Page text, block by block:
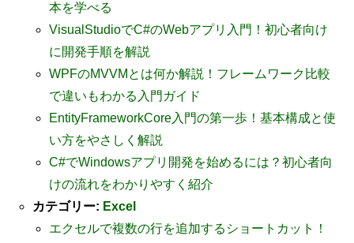
本を学べる
VisualStudioでC#のWebアプリ入門！初心者向け
に開発手順を解説
WPFのMVVMとは何か解説！フレームワーク比較
で違いもわかる入門ガイド
EntityFrameworkCore入門の第一歩！基本構成と使
い方をやさしく解説
C#でWindowsアプリ開発を始めるには？初心者向
けの流れをわかりやすく紹介
カテゴリー: Excel
エクセルで複数の行を追加するショートカット！